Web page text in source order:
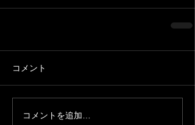
コメント
コメントを追加…